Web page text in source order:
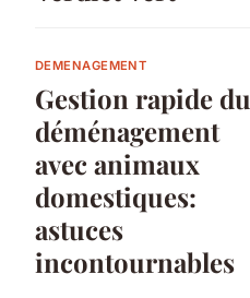
DEMENAGEMENT
Gestion rapide du
déménagement
avec animaux
domestiques:
astuces
incontournables